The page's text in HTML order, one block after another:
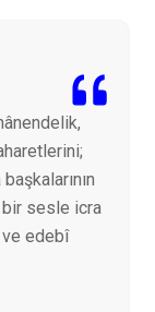
sesle icra
edebî